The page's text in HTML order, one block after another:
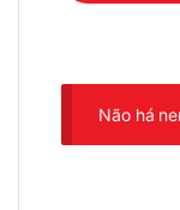
Não há